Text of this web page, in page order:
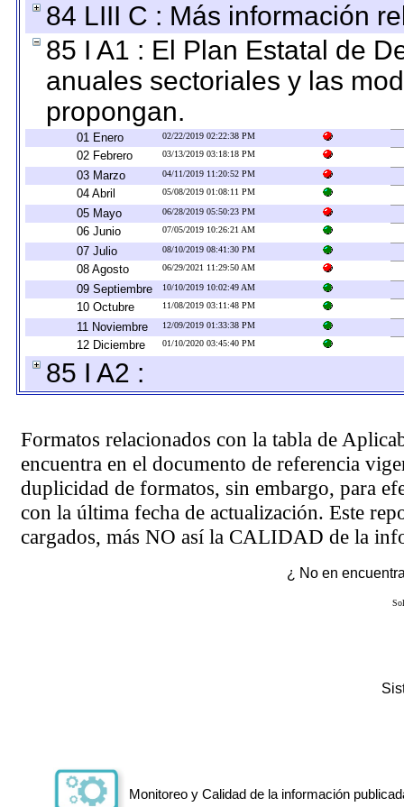
84 LIII C : Más información
85 I A1 : El Plan Estatal de
anuales sectoriales y las
propongan.
01 Enero 02/22/2019 02:22:38 PM
02 Febrero 03/13/2019 03:18:18 PM
03 Marzo 04/11/2019 11:20:52 PM
04 Abril 05/08/2019 01:08:11 PM
05 Mayo 06/28/2019 05:50:23 PM
06 Junio 07/05/2019 10:26:21 AM
07 Julio 08/10/2019 08:41:30 PM
08 Agosto 06/29/2021 11:29:50 AM
09 Septiembre 10/10/2019 10:02:49 AM
10 Octubre 11/08/2019 03:11:48 PM
11 Noviembre 12/09/2019 01:33:38 PM
12 Diciembre 01/10/2020 03:45:40 PM
85 I A2 :
Formatos relacionados con la tabla de
encuentra en el documento de referencia
duplicidad de formatos, sin embargo, para
con la última fecha de actualización. Este
cargados, más NO así la CALIDAD de la
¿ No en
Monitoreo y Calidad de la información